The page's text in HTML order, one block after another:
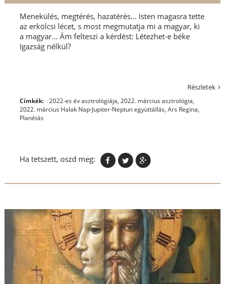
Menekülés, megtérés, hazatérés... Isten magasra tette
az erkölcsi lécet, s most megmutatja mi a magyar, ki
a magyar... Ám felteszi a kérdést: Létezhet-e béke
Igazság nélkül?
Részletek
Címkék: 2022-es év asztrológiája, 2022. március asztrológia,
2022. március Halak Nap-Jupiter-Neptun együttállás, Ars Regina,
Planétás
Ha tetszett, oszd meg: